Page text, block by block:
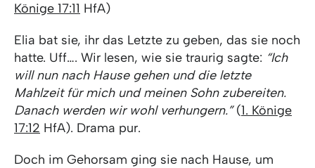
Könige 17:11 HfA)
Elia bat sie, ihr das Letzte zu geben, das sie noch
hatte. Uff…. Wir lesen, wie sie traurig sagte: “Ich
will nun nach Hause gehen und die letzte
Mahlzeit für mich und meinen Sohn zubereiten.
Danach werden wir wohl verhungern.”(1. Könige
17:12 HfA). Drama pur.
Doch im Gehorsam ging sie nach Hause, um